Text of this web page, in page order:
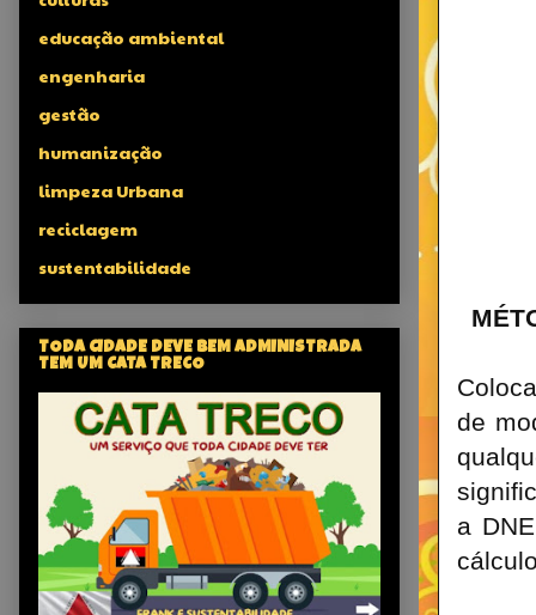
de
a
educação ambiental
engenharia
gestão
humanização
limpeza Urbana
reciclagem
sustentabilidade
TODA CIDADE DEVE BEM ADMINISTRADA
TEM UM CATA TRECO